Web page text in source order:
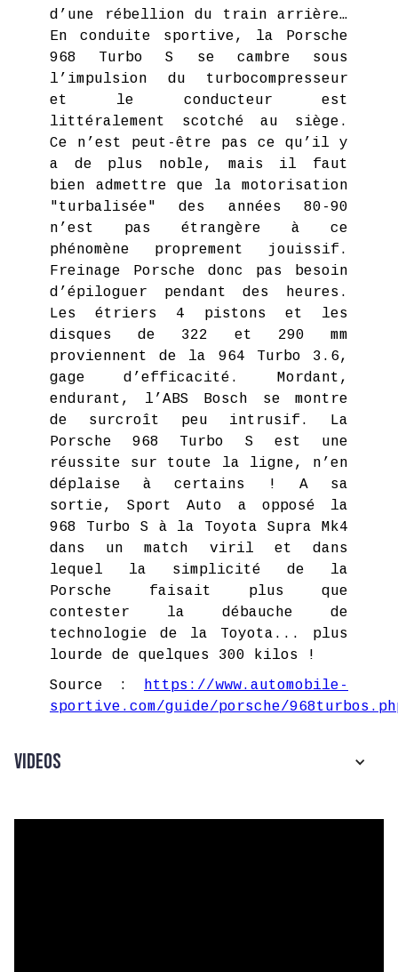
d’une rébellion du train arrière…
En conduite sportive, la Porsche
968 Turbo S se cambre sous
l’impulsion du turbocompresseur
et le conducteur est
littéralement scotché au siège.
Ce n’est peut-être pas ce qu’il y
a de plus noble, mais il faut
bien admettre que la motorisation
"turbalisée" des années 80-90
n’est pas étrangère à ce
phénomène proprement jouissif.
Freinage Porsche donc pas besoin
d’épiloguer pendant des heures.
Les étriers 4 pistons et les
disques de 322 et 290 mm
proviennent de la 964 Turbo 3.6,
gage d’efficacité. Mordant,
endurant, l’ABS Bosch se montre
de surcroît peu intrusif. La
Porsche 968 Turbo S est une
réussite sur toute la ligne, n’en
déplaise à certains ! A sa
sortie, Sport Auto a opposé la
968 Turbo S à la Toyota Supra Mk4
dans un match viril et dans
lequel la simplicité de la
Porsche faisait plus que
contester la débauche de
technologie de la Toyota... plus
lourde de quelques 300 kilos !
Source : https://www.automobile-
sportive.com/guide/porsche/
Videos